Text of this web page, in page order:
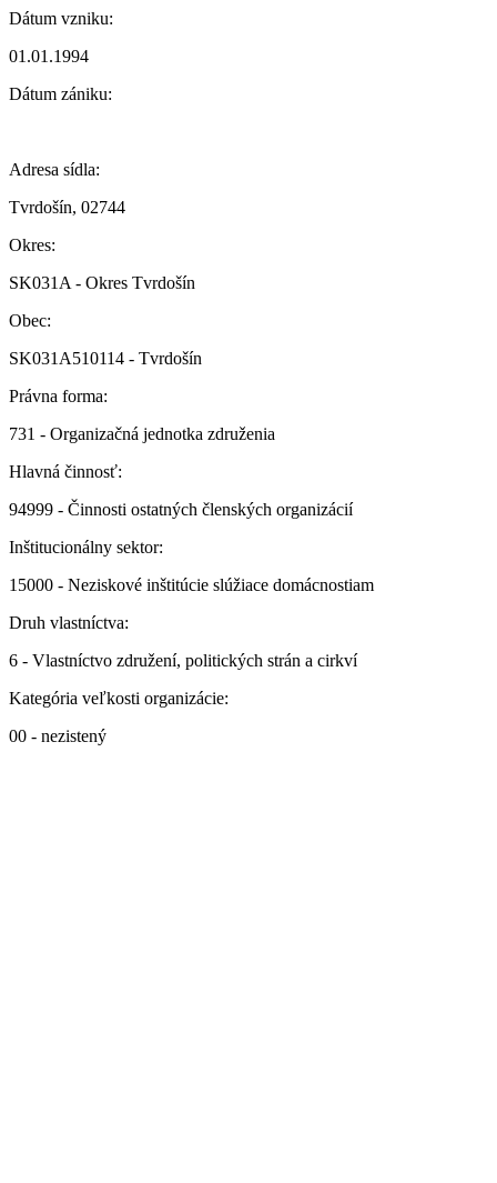
Dátum vzniku:
01.01.1994
Dátum zániku:
Adresa sídla:
Tvrdošín, 02744
Okres:
SK031A - Okres Tvrdošín
Obec:
SK031A510114 - Tvrdošín
Právna forma:
731 - Organizačná jednotka združenia
Hlavná činnosť:
94999 - Činnosti ostatných členských organizácií
Inštitucionálny sektor:
15000 - Neziskové inštitúcie slúžiace domácnostiam
Druh vlastníctva:
6 - Vlastníctvo združení, politických strán a cirkví
Kategória veľkosti organizácie:
00 - nezistený